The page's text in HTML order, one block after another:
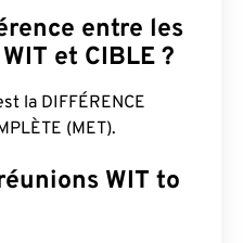
entre les
et CIBLE ?
la DIFFÉRENCE
(MET).
WIT to